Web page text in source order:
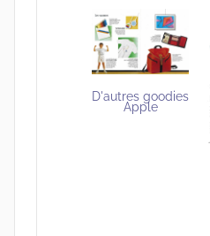
D'autres goodies
Apple